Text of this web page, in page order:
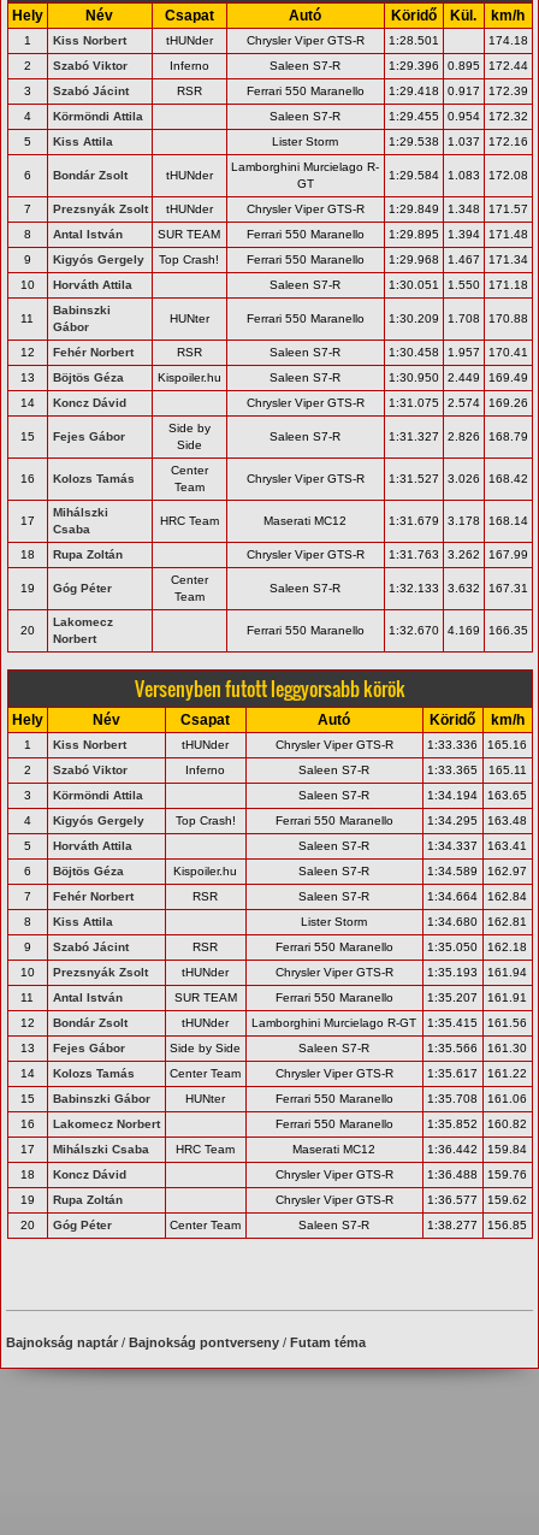
Hely Név Csapat Autó Köridő Kül. km/h
1 Kiss Norbert tHUNder Chrysler Viper GTS-R 1:28.501
174.18
2
Szabó Viktor Inferno Saleen S7-R 1:29.396 0.895
172.44
3
Szabó Jácint RSR Ferrari 550 Maranello 1:29.418 0.917
172.39
4
Körmöndi Attila Saleen S7-R 1:29.455 0.954
172.32
5
Kiss Attila Lister Storm 1:29.538 1.037 172.16
6 Bondár Zsolt tHUNder
Lamborghini Murcielago R-
GT
1:29.584 1.083 172.08
7 Prezsnyák Zsolt tHUNder Chrysler Viper GTS-R 1:29.849 1.348
171.57
8
Antal István SUR TEAM Ferrari 550 Maranello 1:29.895 1.394
171.48
9
Kigyós Gergely Top Crash! Ferrari 550 Maranello 1:29.968 1.467
171.34
10
Horváth Attila Saleen S7-R 1:30.051 1.550 171.18
11
Babinszki
Gábor
HUNter Ferrari 550 Maranello 1:30.209 1.708 170.88
12 Fehér Norbert RSR Saleen S7-R 1:30.458 1.957
170.41
13
Böjtös Géza Kispoiler.hu Saleen S7-R 1:30.950 2.449
169.49
14
Koncz Dávid Chrysler Viper GTS-R 1:31.075 2.574 169.26
15 Fejes Gábor
Side by
Side
Saleen S7-R 1:31.327 2.826 168.79
16 Kolozs Tamás
Center
Team
Chrysler Viper GTS-R 1:31.527 3.026 168.42
17
Mihálszki
Csaba
HRC Team Maserati MC12 1:31.679 3.178 168.14
18 Rupa Zoltán Chrysler Viper GTS-R 1:31.763 3.262 167.99
19 Góg Péter
Center
Team
Saleen S7-R 1:32.133 3.632 167.31
20
Lakomecz
Norbert
Ferrari 550 Maranello 1:32.670 4.169 166.35
Versenyben futott leggyorsabb körök
Hely Név Csapat Autó Köridő km/h
1 Kiss Norbert tHUNder Chrysler Viper GTS-R 1:33.336
165.16
2
Szabó Viktor Inferno Saleen S7-R 1:33.365
165.11
3
Körmöndi Attila Saleen S7-R 1:34.194
163.65
4
Kigyós Gergely Top Crash! Ferrari 550 Maranello 1:34.295
163.48
5
Horváth Attila Saleen S7-R 1:34.337
163.41
6
Böjtös Géza Kispoiler.hu Saleen S7-R 1:34.589
162.97
7
Fehér Norbert RSR Saleen S7-R 1:34.664
162.84
8
Kiss Attila Lister Storm 1:34.680
162.81
9
Szabó Jácint RSR Ferrari 550 Maranello 1:35.050
162.18
10
Prezsnyák Zsolt tHUNder Chrysler Viper GTS-R 1:35.193
161.94
11
Antal István SUR TEAM Ferrari 550 Maranello 1:35.207
161.91
12
Bondár Zsolt tHUNder Lamborghini Murcielago R-GT 1:35.415
161.56
13
Fejes Gábor Side by Side Saleen S7-R 1:35.566
161.30
14
Kolozs Tamás Center Team Chrysler Viper GTS-R 1:35.617
161.22
15
Babinszki Gábor HUNter Ferrari 550 Maranello 1:35.708
161.06
16
Lakomecz Norbert Ferrari 550 Maranello 1:35.852
160.82
17
Mihálszki Csaba HRC Team Maserati MC12 1:36.442
159.84
18
Koncz Dávid Chrysler Viper GTS-R 1:36.488
159.76
19
Rupa Zoltán Chrysler Viper GTS-R 1:36.577
159.62
20
Góg Péter Center Team Saleen S7-R 1:38.277 156.85
Bajnokság naptár /Bajnokság pontverseny /Futam téma